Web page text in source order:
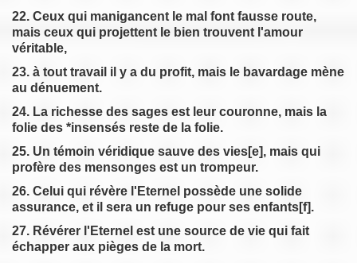
22. Ceux qui manigancent le mal font fausse route,
mais ceux qui projettent le bien trouvent l'amour
véritable,
23. à tout travail il y a du profit, mais le bavardage mène
au dénuement.
24. La richesse des sages est leur couronne, mais la
folie des *insensés reste de la folie.
25. Un témoin véridique sauve des vies[e], mais qui
profère des mensonges est un trompeur.
26. Celui qui révère l'Eternel possède une solide
assurance, et il sera un refuge pour ses enfants[f].
27. Révérer l'Eternel est une source de vie qui fait
échapper aux pièges de la mort.